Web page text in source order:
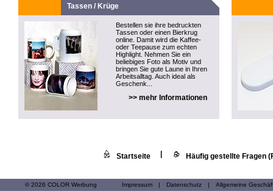
Tassen / Krüge
Bestellen sie ihre bedruckten
Tassen oder einen Bierkrug
online. Damit wird die Kaffee-
oder Teepause zum echten
Highlight. Nehmen Sie ein
beliebiges Foto als Motiv und
bringen Sie gute Laune in Ihren
Arbeitsalltag. Auch ideal als
Geschenk...
>> mehr Informationen
Startseite Häufig gestellte Fragen
© 2026 COLOR Werbung Impressum | Datenschutz | Allgemeine